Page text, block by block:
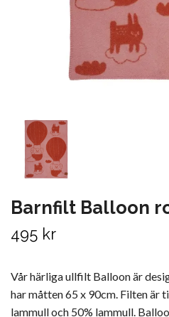
Barnfilt Balloon
495 kr
Vår härliga ullfilt Balloon är
har måtten 65 x 90cm. Filten är
lammull och 50% lammull.